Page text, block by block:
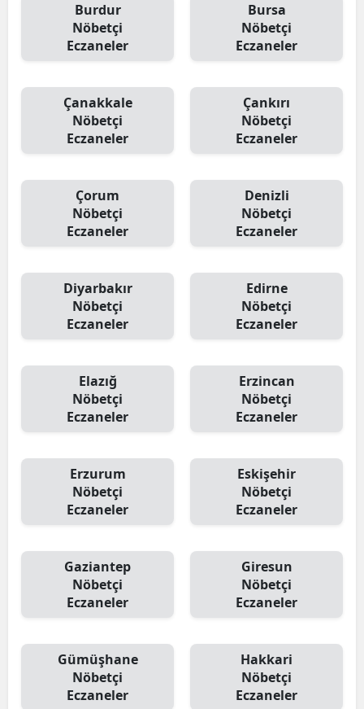
Burdur
Nöbetçi
Eczaneler
Bursa
Nöbetçi
Eczaneler
Çanakkale
Nöbetçi
Eczaneler
Çankırı
Nöbetçi
Eczaneler
Çorum
Nöbetçi
Eczaneler
Denizli
Nöbetçi
Eczaneler
Diyarbakır
Nöbetçi
Eczaneler
Edirne
Nöbetçi
Eczaneler
Elazığ
Nöbetçi
Eczaneler
Erzincan
Nöbetçi
Eczaneler
Erzurum
Nöbetçi
Eczaneler
Eskişehir
Nöbetçi
Eczaneler
Gaziantep
Nöbetçi
Eczaneler
Giresun
Nöbetçi
Eczaneler
Gümüşhane
Nöbetçi
Eczaneler
Hakkari
Nöbetçi
Eczaneler